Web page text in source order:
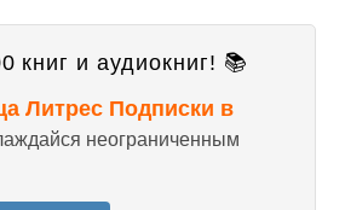
книг и аудиокниг! 📚
Литрес Подписки в
неограниченным